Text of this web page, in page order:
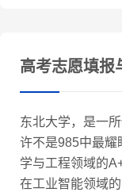
高考志愿填报
东北大学，是一
许不是985中最耀
学与工程领域的
在工业智能领域